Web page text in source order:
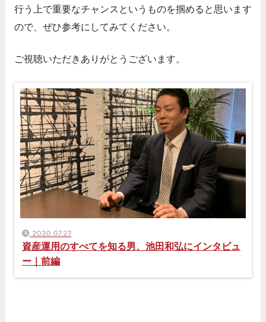
行う上で重要なチャンスというものを掴めると思います
ので、ぜひ参考にしてみてください。
ご視聴いただきありがとうございます。
2020.07.27
資産運用のすべてを知る男、池田和弘にインタビュ
ー｜前編